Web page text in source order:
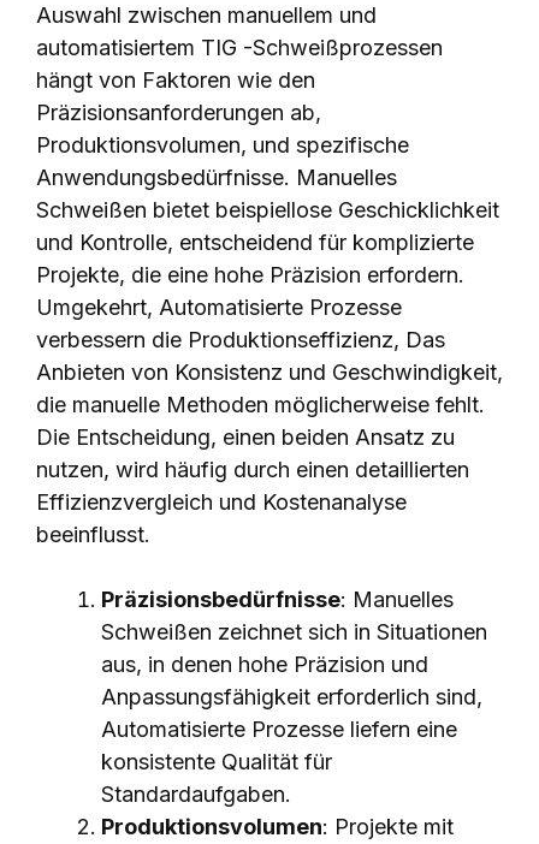
Auswahl zwischen manuellem und
automatisiertem TIG -Schweißprozessen
hängt von Faktoren wie den
Präzisionsanforderungen ab,
Produktionsvolumen, und spezifische
Anwendungsbedürfnisse. Manuelles
Schweißen bietet beispiellose Geschicklichkeit
und Kontrolle, entscheidend für komplizierte
Projekte, die eine hohe Präzision erfordern.
Umgekehrt, Automatisierte Prozesse
verbessern die Produktionseffizienz, Das
Anbieten von Konsistenz und Geschwindigkeit,
die manuelle Methoden möglicherweise fehlt.
Die Entscheidung, einen beiden Ansatz zu
nutzen, wird häufig durch einen detaillierten
Effizienzvergleich und Kostenanalyse
beeinflusst.
Präzisionsbedürfnisse: Manuelles
Schweißen zeichnet sich in Situationen
aus, in denen hohe Präzision und
Anpassungsfähigkeit erforderlich sind,
Automatisierte Prozesse liefern eine
konsistente Qualität für
Standardaufgaben.
Produktionsvolumen: Projekte mit